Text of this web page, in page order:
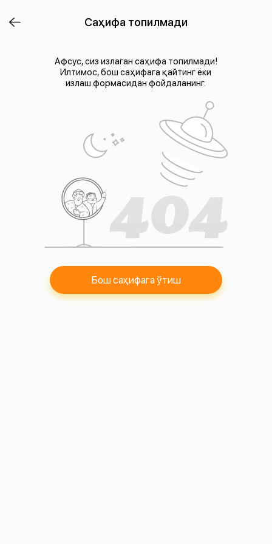
Саҳифа топилмади
Афсус, сиз излаган саҳифа топилмади!
Илтимос, бош саҳифага қайтинг ёки
излаш формасидан фойдаланинг.
Бош саҳифага ўтиш